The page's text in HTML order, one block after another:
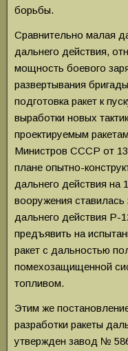
борьбы.
Сравнительно малая
дальнего действия,
мощность боевого
развертывания
подготовка ракет к
выработки новых
проектируемым
Министров СССР от
плане опытно-
дальнего действия на
вооружения ставилась
дальнего действия Р-
предъявить на
ракет с дальностью
помехозащищенной
топливом.
Этим же
разработки ракеты
утвержден завод №